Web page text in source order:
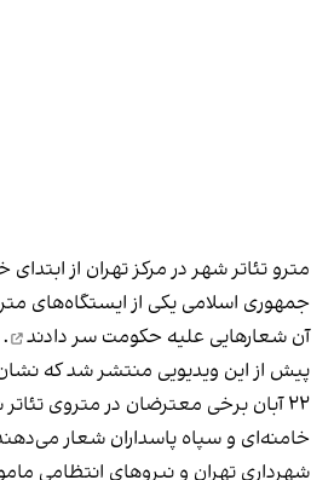
مترو تئاتر شهر در مرکز تهران از
جمهوری اسلامی یکی از ایستگاه‌های
آن شعارهایی علیه حکومت سر دادند
.
پیش از این ویدیویی منتشر شد که
۲۲ آبان‌ برخی معترضان در متروی
خامنه‌ای و سپاه پاسداران شعار
شهرداری تهران و نیروهای انتظامی